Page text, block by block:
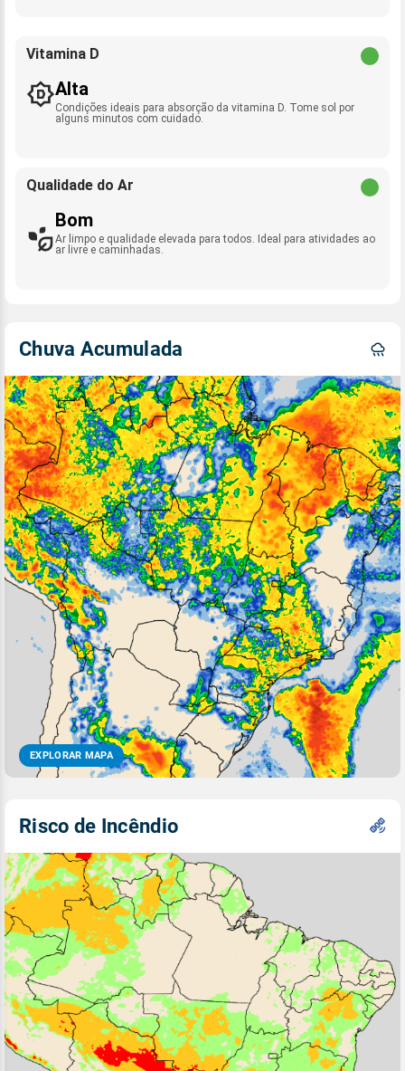
Vitamina D
Alta
Condições ideais para absorção da vitamina D. Tome sol por
alguns minutos com cuidado.
Qualidade do Ar
Bom
Ar limpo e qualidade elevada para todos. Ideal para atividades ao
ar livre e caminhadas.
Chuva Acumulada
EXPLORAR MAPA
Risco de Incêndio